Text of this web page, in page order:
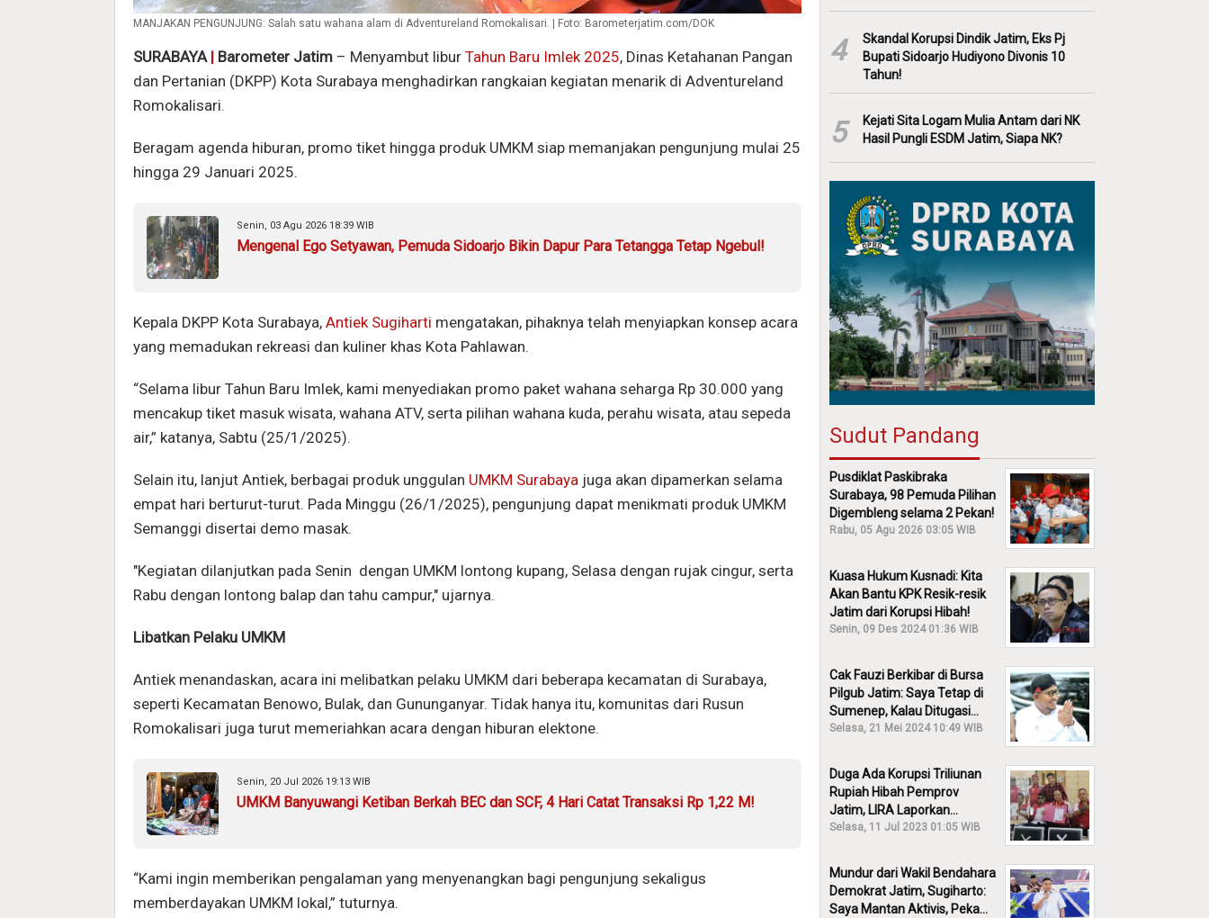
MANJAKAN PENGUNJUNG: Salah satu wahana alam di Adventureland Romokalisari. | Foto: Barometerjatim.com/DOK
SURABAYA | Barometer Jatim – Menyambut libur Tahun Baru Imlek 2025, Dinas Ketahanan Pangan
dan Pertanian (DKPP) Kota Surabaya menghadirkan rangkaian kegiatan menarik di Adventureland
Romokalisari.
Beragam agenda hiburan, promo tiket hingga produk UMKM siap memanjakan pengunjung mulai 25
hingga 29 Januari 2025.
Senin, 03 Agu 2026 18:39 WIB
Mengenal Ego Setyawan, Pemuda Sidoarjo Bikin Dapur Para Tetangga Tetap Ngebul!
Kepala DKPP Kota Surabaya, Antiek Sugiharti mengatakan, pihaknya telah menyiapkan konsep acara
yang memadukan rekreasi dan kuliner khas Kota Pahlawan.
“Selama libur Tahun Baru Imlek, kami menyediakan promo paket wahana seharga Rp 30.000 yang
mencakup tiket masuk wisata, wahana ATV, serta pilihan wahana kuda, perahu wisata, atau sepeda
air,” katanya, Sabtu (25/1/2025).
Selain itu, lanjut Antiek, berbagai produk unggulan UMKM Surabaya juga akan dipamerkan selama
empat hari berturut-turut. Pada Minggu (26/1/2025), pengunjung dapat menikmati produk UMKM
Semanggi disertai demo masak.
"Kegiatan dilanjutkan pada Senin dengan UMKM lontong kupang, Selasa dengan rujak cingur, serta
Rabu dengan lontong balap dan tahu campur," ujarnya.
Libatkan Pelaku UMKM
Antiek menandaskan, acara ini melibatkan pelaku UMKM dari beberapa kecamatan di Surabaya,
seperti Kecamatan Benowo, Bulak, dan Gununganyar. Tidak hanya itu, komunitas dari Rusun
Romokalisari juga turut memeriahkan acara dengan hiburan elektone.
Senin, 20 Jul 2026 19:13 WIB
UMKM Banyuwangi Ketiban Berkah BEC dan SCF, 4 Hari Catat Transaksi Rp 1,22 M!
“Kami ingin memberikan pengalaman yang menyenangkan bagi pengunjung sekaligus
memberdayakan UMKM lokal,” tuturnya.
4
Skandal Korupsi Dindik Jatim, Eks Pj
Bupati Sidoarjo Hudiyono Divonis 10
Tahun!
5
Kejati Sita Logam Mulia Antam dari NK
Hasil Pungli ESDM Jatim, Siapa NK?
Sudut Pandang
Pusdiklat Paskibraka
Surabaya, 98 Pemuda Pilihan
Digembleng selama 2 Pekan!
Rabu, 05 Agu 2026 03:05 WIB
Kuasa Hukum Kusnadi: Kita
Akan Bantu KPK Resik-resik
Jatim dari Korupsi Hibah!
Senin, 09 Des 2024 01:36 WIB
Cak Fauzi Berkibar di Bursa
Pilgub Jatim: Saya Tetap di
Sumenep, Kalau Ditugasi
Partai Lain Cerita!
Selasa, 21 Mei 2024 10:49 WIB
Duga Ada Korupsi Triliunan
Rupiah Hibah Pemprov
Jatim, LIRA Laporkan
Khofifah ke KPK: Dia Harus
Selasa, 11 Jul 2023 01:05 WIB
Mundur dari Wakil Bendahara
Demokrat Jatim, Sugiharto:
Saya Mantan Aktivis, Peka